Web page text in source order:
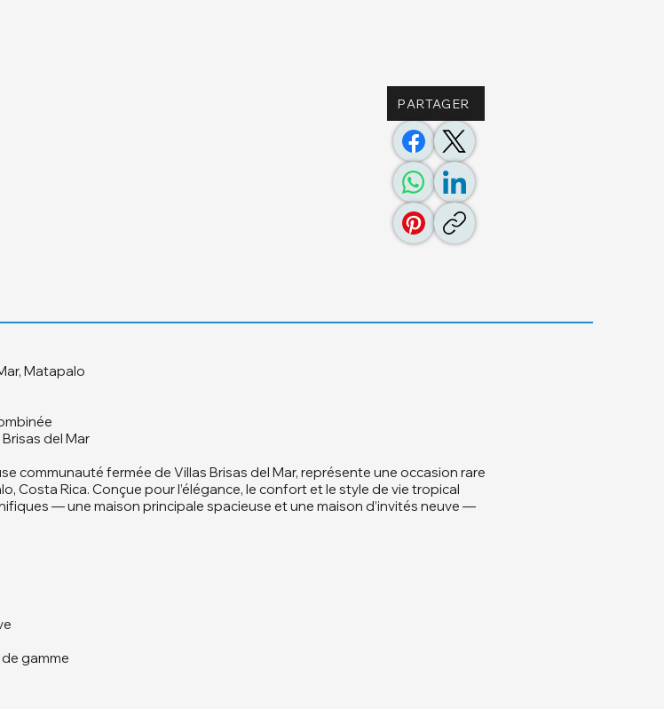
PARTAGER
Matapalo
del Mar
communauté fermée de Villas Brisas del Mar, représente une occasion rare
Rica. Conçue pour l’élégance, le confort et le style de vie tropical
— une maison principale spacieuse et une maison d’invités neuve —
gamme